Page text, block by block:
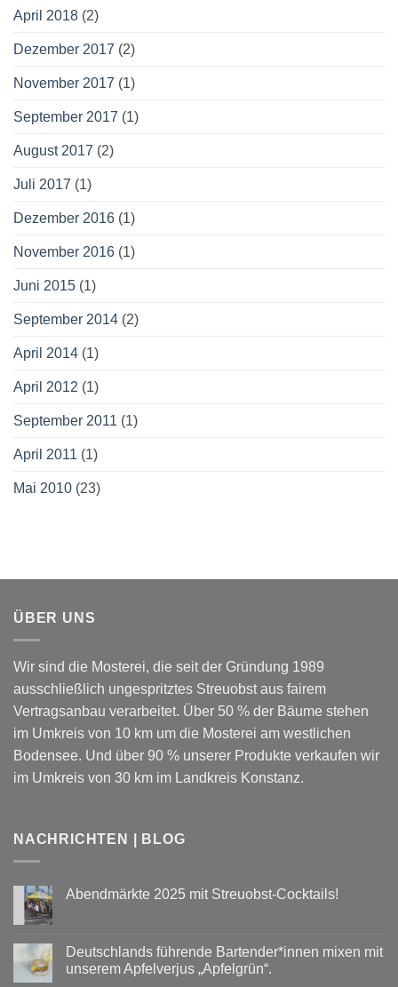
April 2018 (2)
Dezember 2017 (2)
November 2017 (1)
September 2017 (1)
August 2017 (2)
Juli 2017 (1)
Dezember 2016 (1)
November 2016 (1)
Juni 2015 (1)
September 2014 (2)
April 2014 (1)
April 2012 (1)
September 2011 (1)
April 2011 (1)
Mai 2010 (23)
ÜBER UNS
Wir sind die Mosterei, die seit der Gründung 1989
ausschließlich ungespritztes Streuobst aus fairem
Vertragsanbau verarbeitet. Über 50 % der Bäume stehen
im Umkreis von 10 km um die Mosterei am westlichen
Bodensee. Und über 90 % unserer Produkte verkaufen wir
im Umkreis von 30 km im Landkreis Konstanz.
NACHRICHTEN | BLOG
Abendmärkte 2025 mit Streuobst-Cocktails!
Abendmärkte
2025
mit
Deutschlands führende Bartender*innen mixen mit
unserem Apfelverjus „Apfelgrün“.